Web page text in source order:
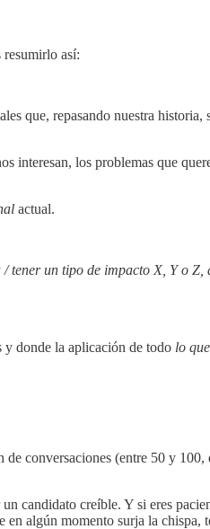
así:
que, repasando nuestra
interesan, los problemas que
actual.
un tipo de impacto X, Y o
donde la aplicación de todo lo
conversaciones (entre 50 y
candidato creíble. Y si eres
algún momento surja la